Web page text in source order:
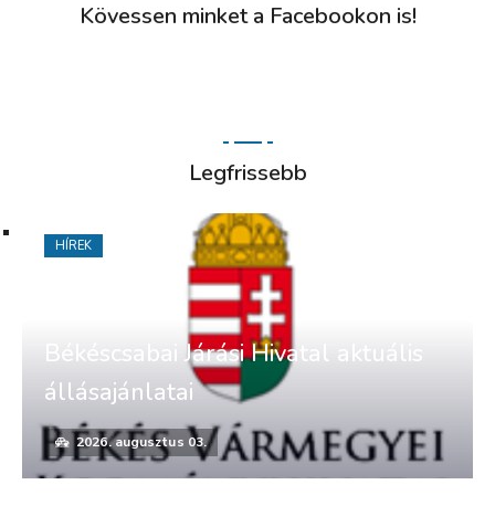
Kövessen minket a Facebookon is!
Legfrissebb
Békéscsabai Járási Hivatal aktuális
állásajánlatai
2026. augusztus 03.
HÍREK